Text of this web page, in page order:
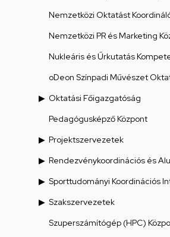
Nemzetközi Oktatást
Nemzetközi PR és Marketing
Nukleáris és Űrkutatás
oDeon Színpadi Művészet
Oktatási Főigazgatóság
Pedagógusképző Központ
Projektszervezetek
Rendezvénykoordinációs és
Sporttudományi Koordinációs
Szakszervezetek
Szuperszámítógép (HPC)